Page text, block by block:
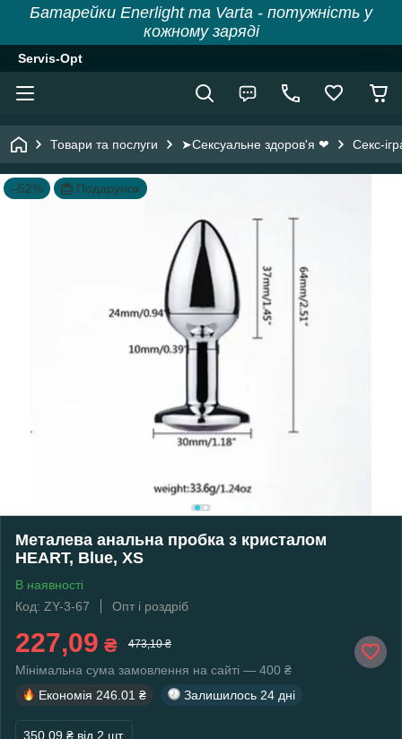
Батарейки Enerlight та Varta - потужність у
кожному заряді
Servis-Opt
Товари та послуги ➤Сексуальне здоров'я ❤ Секс-
–52% Подарунок
Металева анальна пробка з кристалом
HEART, Blue, XS
В наявності
Код: ZY-3-67
Опт і роздріб
227,09 ₴ 473,10 ₴
Мінімальна сума замовлення на сайті — 400 ₴
Економія 246.01 ₴ Залишилось 24 дні
350,09 ₴ від 2 шт.